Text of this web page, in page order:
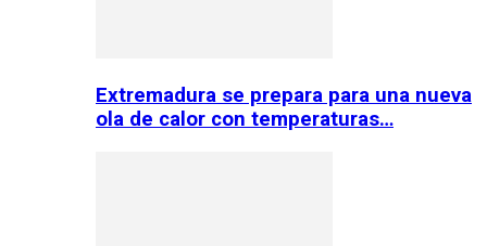
Extremadura se prepara para una nueva
ola de calor con temperaturas…